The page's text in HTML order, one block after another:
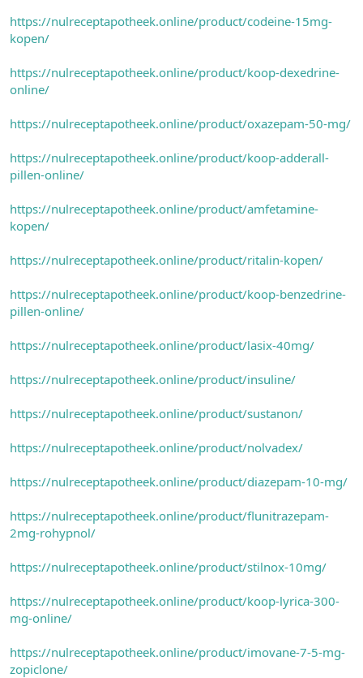
https://nulreceptapotheek.online/product/codeine-15mg-
kopen/
https://nulreceptapotheek.online/product/koop-dexedrine-
online/
https://nulreceptapotheek.online/product/oxazepam-50-mg/
https://nulreceptapotheek.online/product/koop-adderall-
pillen-online/
https://nulreceptapotheek.online/product/amfetamine-
kopen/
https://nulreceptapotheek.online/product/ritalin-kopen/
https://nulreceptapotheek.online/product/koop-benzedrine-
pillen-online/
https://nulreceptapotheek.online/product/lasix-40mg/
https://nulreceptapotheek.online/product/insuline/
https://nulreceptapotheek.online/product/sustanon/
https://nulreceptapotheek.online/product/nolvadex/
https://nulreceptapotheek.online/product/diazepam-10-mg/
https://nulreceptapotheek.online/product/flunitrazepam-
2mg-rohypnol/
https://nulreceptapotheek.online/product/stilnox-10mg/
https://nulreceptapotheek.online/product/koop-lyrica-300-
mg-online/
https://nulreceptapotheek.online/product/imovane-7-5-mg-
zopiclone/